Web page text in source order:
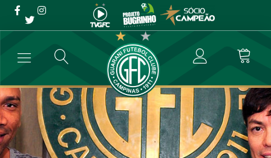
CR 7 é do Bugre. Caça Rato
é oficialmente apresentado